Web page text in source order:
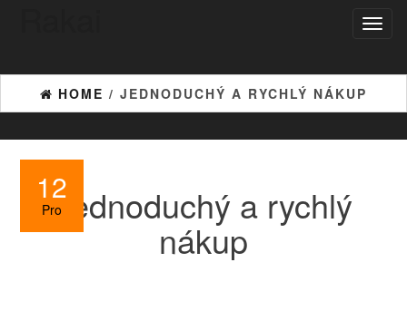
HOME / JEDNODUCHÝ A RYCHLÝ NÁKUP
12
ProJednoduchý a rychlý
nákup